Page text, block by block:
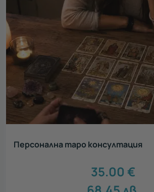
Персонална таро консултация
35.00 €